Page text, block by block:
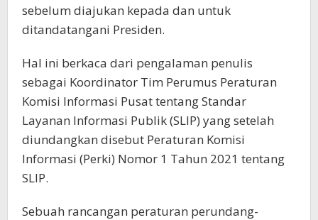
sebelum diajukan kepada dan untuk
ditandatangani Presiden.
Hal ini berkaca dari pengalaman penulis
sebagai Koordinator Tim Perumus Peraturan
Komisi Informasi Pusat tentang Standar
Layanan Informasi Publik (SLIP) yang setelah
diundangkan disebut Peraturan Komisi
Informasi (Perki) Nomor 1 Tahun 2021 tentang
SLIP.
Sebuah rancangan peraturan perundang-